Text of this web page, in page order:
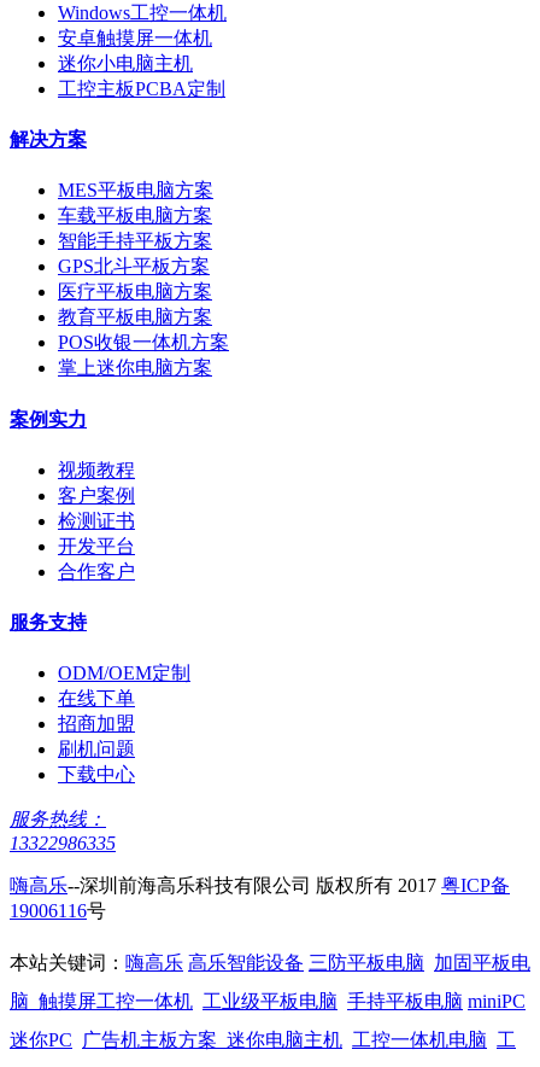
Windows工控一体机
安卓触摸屏一体机
迷你小电脑主机
工控主板PCBA定制
解决方案
MES平板电脑方案
车载平板电脑方案
智能手持平板方案
GPS北斗平板方案
医疗平板电脑方案
教育平板电脑方案
POS收银一体机方案
掌上迷你电脑方案
案例实力
视频教程
客户案例
检测证书
开发平台
合作客户
服务支持
ODM/OEM定制
在线下单
招商加盟
刷机问题
下载中心
服务热线：
13322986335
嗨高乐--深圳前海高乐科技有限公司 版权所有 2017 粤ICP备
19006116号
本站关键词： 嗨高乐 高乐智能设备 三防平板电脑 加固平板电
脑 触摸屏工控一体机 工业级平板电脑 手持平板电脑 miniPC
迷你PC
广告机主板方案 迷你电脑主机 工控一体机电脑 工